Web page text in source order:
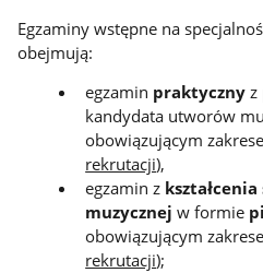
Egzaminy wstępne na
obejmują:
egzamin praktycznyz
kandydata utworów
obowiązującym
rekrutacji),
egzamin z
muzycznejw formie
obowiązującym
rekrutacji);